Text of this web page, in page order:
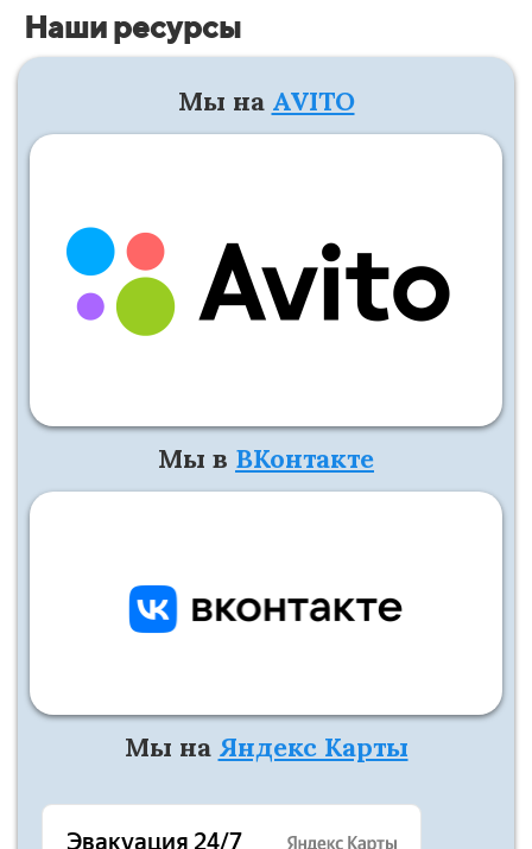
Наши ресурсы
Мы на AVITO
Мы в ВКонтакте
Мы на Яндекс Карты